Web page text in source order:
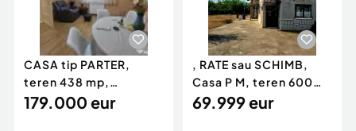
CASA tip PARTER,
teren 438 mp,
deschidere 14 m, 23
179.000 eur
, RATE sau SCHIMB,
Casa P M, teren 600
mp, Doicesti
69.999 eur